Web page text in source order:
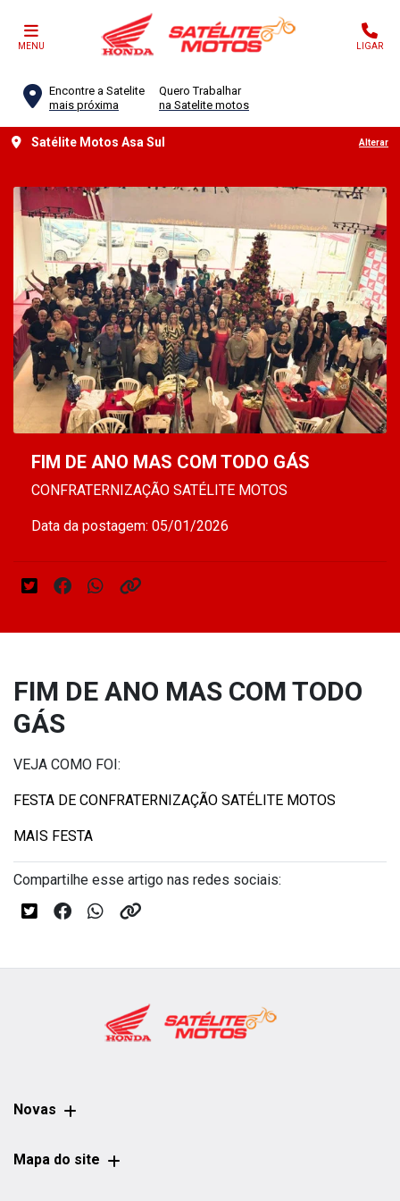
MENU LIGAR
Encontre a Satelite
mais próxima
Quero Trabalhar
na Satelite motos
Satélite Motos Asa Sul Alterar
FIM DE ANO MAS COM TODO GÁS
CONFRATERNIZAÇÃO SATÉLITE MOTOS
Data da postagem: 05/01/2026
FIM DE ANO MAS COM TODO
GÁS
VEJA COMO FOI:
FESTA DE CONFRATERNIZAÇÃO SATÉLITE MOTOS
MAIS FESTA
Compartilhe esse artigo nas redes sociais:
Novas
Mapa do site